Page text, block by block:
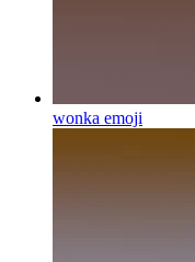
wonka emoji